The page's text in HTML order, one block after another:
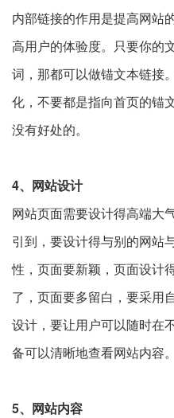
内部链接的作用是提高网站
高用户的体验度。只要你的
词，那都可以做锚文本链接
化，不要都是指向首页的锚
没有好处的。
4、网站设计
网站页面需要设计得高端大
引到，要设计得与别的网站
性，页面要新颖，页面设计
了，页面要多留白，要采用
设计，要让用户可以随时在
备可以清晰地查看网站内容。
5、网站内容